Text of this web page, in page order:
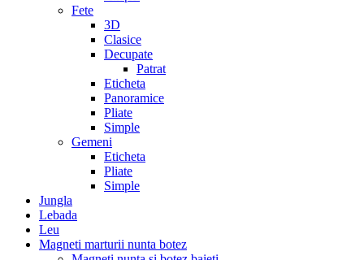
Fete
3D
Clasice
Decupate
Patrat
Eticheta
Panoramice
Pliate
Simple
Gemeni
Eticheta
Pliate
Simple
Jungla
Lebada
Leu
Magneti marturii nunta botez